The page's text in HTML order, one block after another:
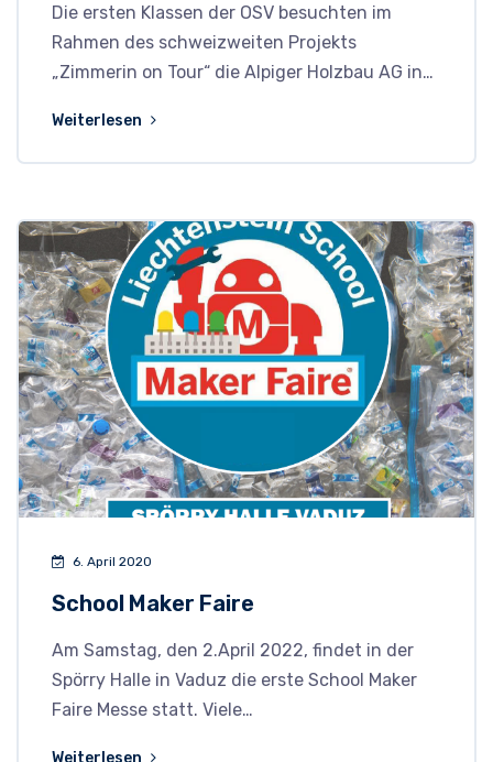
Die ersten Klassen der OSV besuchten im
Rahmen des schweizweiten Projekts
„Zimmerin on Tour“ die Alpiger Holzbau AG in…
Weiterlesen
6. April 2020
School Maker Faire
Am Samstag, den 2.April 2022, findet in der
Spörry Halle in Vaduz die erste School Maker
Faire Messe statt. Viele…
Weiterlesen